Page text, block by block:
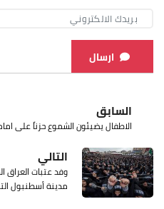
ارسال
السابق
الاطفال يضيئون الشموع حزناً على
التالي
وفد عتبات
مدينة أسطنبول